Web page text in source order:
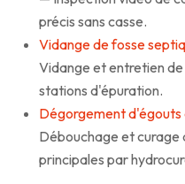
précis sans casse.
Vidange de fosse
Vidange et entretien
stations d'épuration.
Dégorgement
Débouchage et curage
principales par